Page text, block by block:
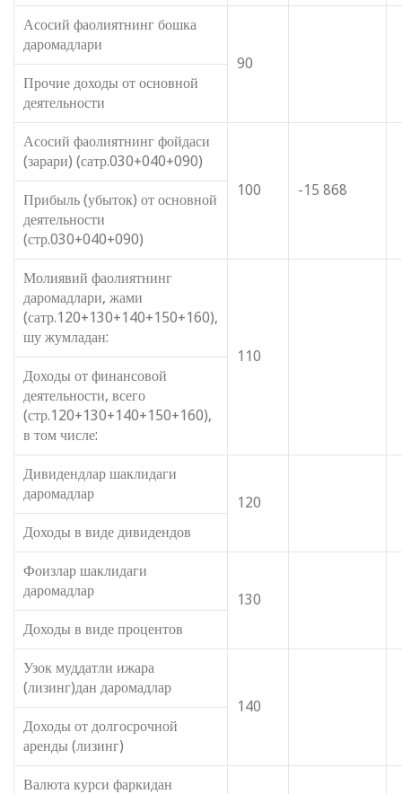
Асосий фаолиятнинг бошка
даромадлари
90
Прочие доходы от основной
деятельности
Асосий фаолиятнинг фойдаси
(зарари) (сатр.030+040+090)
100
-15 868
Прибыль (убыток) от основной
деятельности
(стр.030+040+090)
Молиявий фаолиятнинг
даромадлари, жами
(сатр.120+130+140+150+160),
шу жумладан:
110
Доходы от финансовой
деятельности, всего
(стр.120+130+140+150+160),
в том числе:
Дивидендлар шаклидаги
даромадлар
120
Доходы в виде дивидендов
Фоизлар шаклидаги
даромадлар
130
Доходы в виде процентов
Узок муддатли ижара
(лизинг)дан даромадлар
140
Доходы от долгосрочной
аренды (лизинг)
Валюта курси фаркидан